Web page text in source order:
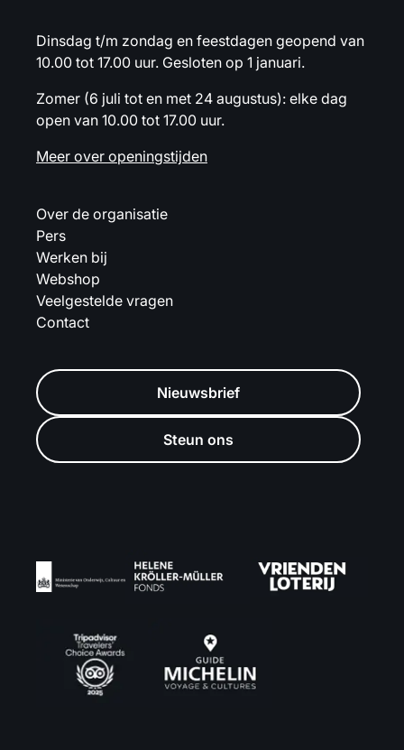
Dinsdag t/m zondag en feestdagen geopend van
10.00 tot 17.00 uur. Gesloten op 1 januari.
Zomer (6 juli tot en met 24 augustus): elke dag
open van 10.00 tot 17.00 uur.
Meer over openingstijden
Over de organisatie
Pers
Werken bij
Webshop
Veelgestelde vragen
Contact
Nieuwsbrief
Steun ons